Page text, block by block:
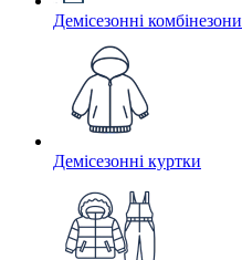
Демісезонні комбінезони
Демісезонні куртки